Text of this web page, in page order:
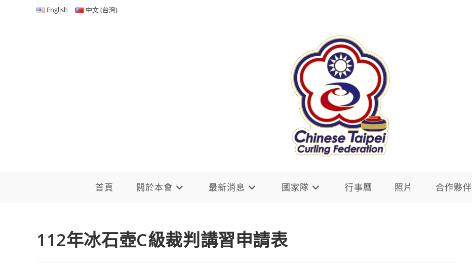
English 中文 (台灣)
首頁 關於本會 最新消息 國家隊 行事曆 照片 合作夥伴
112年冰石壺C級裁判講習申請表